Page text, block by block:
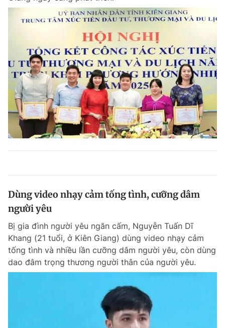
Dùng video nhạy cảm tống tình, cưỡng dâm
người yêu
Bị gia đình người yêu ngăn cấm, Nguyễn Tuấn Dĩ
Khang (21 tuổi, ở Kiên Giang) dùng video nhạy cảm
tống tình và nhiều lần cưỡng dâm người yêu, còn dùng
dao đâm trọng thương người thân của người yêu.